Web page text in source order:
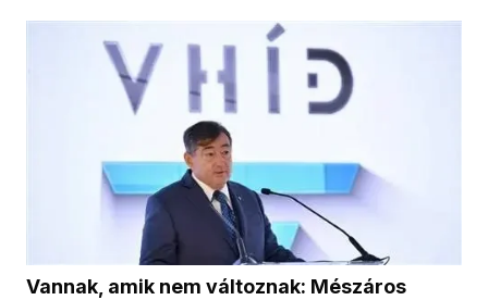
Vannak, amik nem változnak: Mészáros